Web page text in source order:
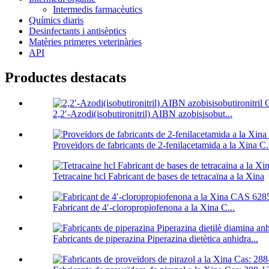
Intermedis farmacèutics
Químics diaris
Desinfectants i antisèptics
Matèries primeres veterinàries
API
Productes destacats
2,2′-Azodi(isobutironitril) AIBN azobisisobut...
Proveïdors de fabricants de 2-fenilacetamida a la Xina
Tetracaine hcl Fabricant de bases de tetracaïna a la Xina
Fabricant de 4′-cloropropiofenona a la Xina C...
Fabricants de piperazina Piperazina dietètica anhidra...